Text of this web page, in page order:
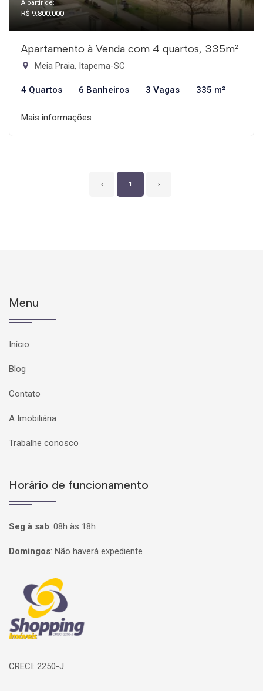
A partir de:
R$ 9.800.000
Apartamento à Venda com 4 quartos, 335m²
Meia Praia, Itapema-SC
4 Quartos 6 Banheiros 3 Vagas 335 m²
Mais informações
‹ 1 ›
Menu
Início
Blog
Contato
A Imobiliária
Trabalhe conosco
Horário de funcionamento
Seg à sab: 08h às 18h
Domingos: Não haverá expediente
Página inicial
CRECI: 2250-J